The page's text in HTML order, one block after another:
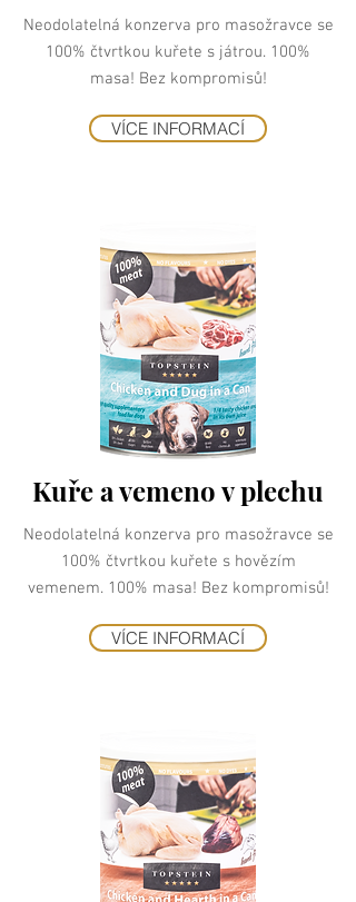
Neodolatelná konzerva pro masožravce se
100% čtvrtkou kuřete s játrou. 100%
masa! Bez kompromisů!
VÍCE INFORMACÍ
Kuře a vemeno v plechu
Neodolatelná konzerva pro masožravce se
100% čtvrtkou kuřete s hovězím
vemenem. 100% masa! Bez kompromisů!
VÍCE INFORMACÍ